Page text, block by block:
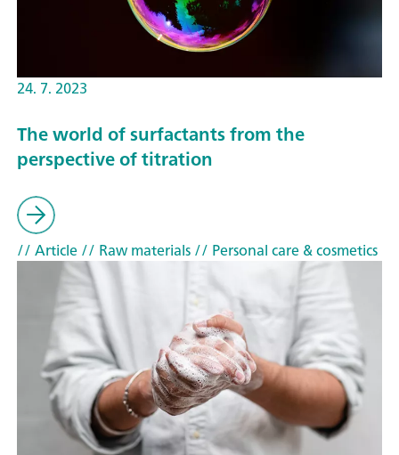
24. 7. 2023
The world of surfactants from the
perspective of titration
// Article// Raw materials// Personal care & cosmetics